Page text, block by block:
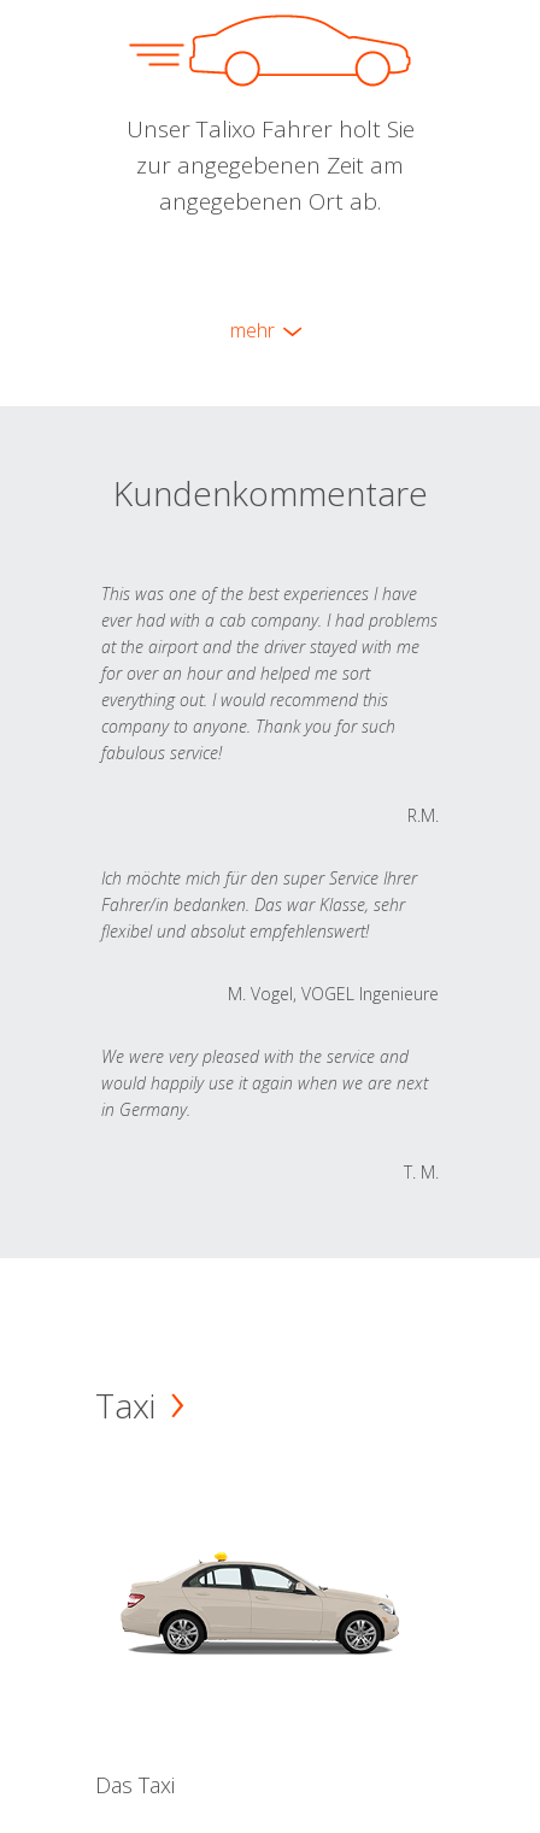
Unser Talixo Fahrer holt Sie
zur angegebenen Zeit am
angegebenen Ort ab.
mehr
Kundenkommentare
This was one of the best experiences I have
ever had with a cab company. I had problems
at the airport and the driver stayed with me
for over an hour and helped me sort
everything out. I would recommend this
company to anyone. Thank you for such
fabulous service!
R.M.
Ich möchte mich für den super Service Ihrer
Fahrer/in bedanken. Das war Klasse, sehr
flexibel und absolut empfehlenswert!
M. Vogel, VOGEL Ingenieure
We were very pleased with the service and
would happily use it again when we are next
in Germany.
T. M.
Taxi
Das Taxi